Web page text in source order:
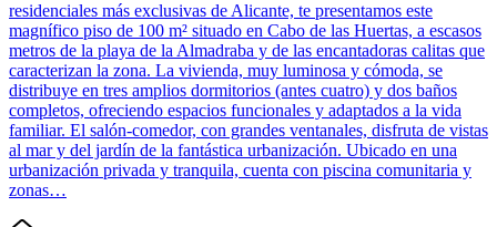
residenciales más exclusivas de Alicante, te presentamos este
magnífico piso de 100 m² situado en Cabo de las Huertas, a escasos
metros de la playa de la Almadraba y de las encantadoras calitas que
caracterizan la zona. La vivienda, muy luminosa y cómoda, se
distribuye en tres amplios dormitorios (antes cuatro) y dos baños
completos, ofreciendo espacios funcionales y adaptados a la vida
familiar. El salón-comedor, con grandes ventanales, disfruta de vistas
al mar y del jardín de la fantástica urbanización. Ubicado en una
urbanización privada y tranquila, cuenta con piscina comunitaria y
zonas…